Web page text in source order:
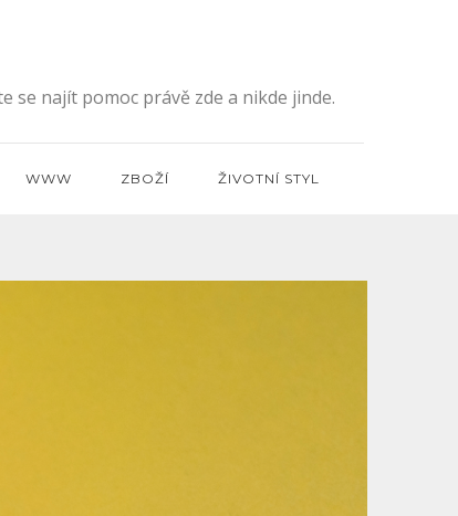
se najít pomoc právě zde a nikde jinde.
WWW ZBOŽÍ ŽIVOTNÍ STYL